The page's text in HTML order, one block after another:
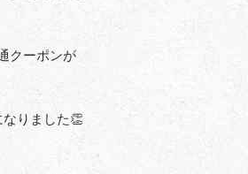
クーポンが
りました👏